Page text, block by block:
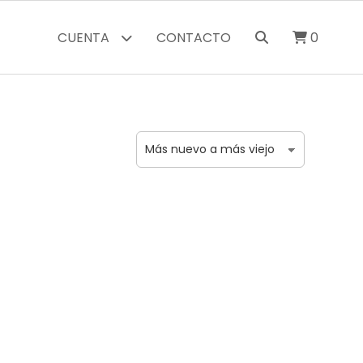
CUENTA CONTACTO 0